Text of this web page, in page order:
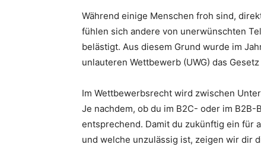
Während einige Menschen froh sind,
fühlen sich andere von unerwünschten
belästigt. Aus diesem Grund wurde im
unlauteren Wettbewerb (UWG) das
Im Wettbewerbsrecht wird zwischen
Je nachdem, ob du im B2C- oder im
entsprechend. Damit du zukünftig ein für
und welche unzulässig ist, zeigen wir dir